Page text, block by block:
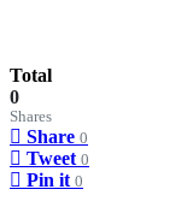
Total
0
Shares
Share 0
Tweet 0
Pin it 0